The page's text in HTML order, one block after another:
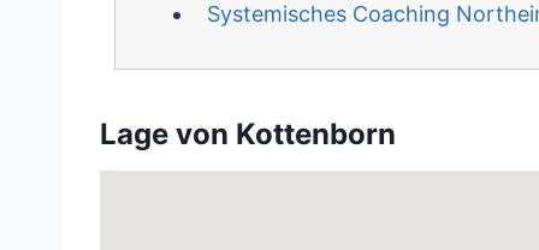
Systemisches Coaching
Lage von Kottenborn